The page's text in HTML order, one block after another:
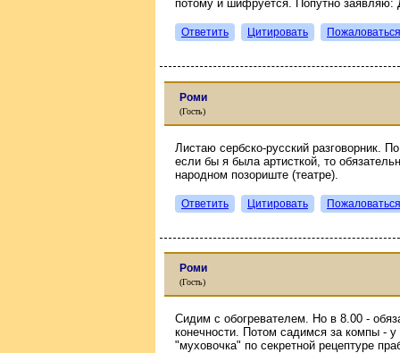
потому и шифруется. Попутно
Ответить Цитировать Пожаловаться
Роми
(Гость)
Листаю сербско-русский разговорник.
если бы я была артисткой, то
народном позориште (театре).
Ответить Цитировать Пожаловаться
Роми
(Гость)
Сидим с обогревателем. Но в 8.00 -
конечности. Потом садимся за компы -
"муховочка" по секретной рецептуре